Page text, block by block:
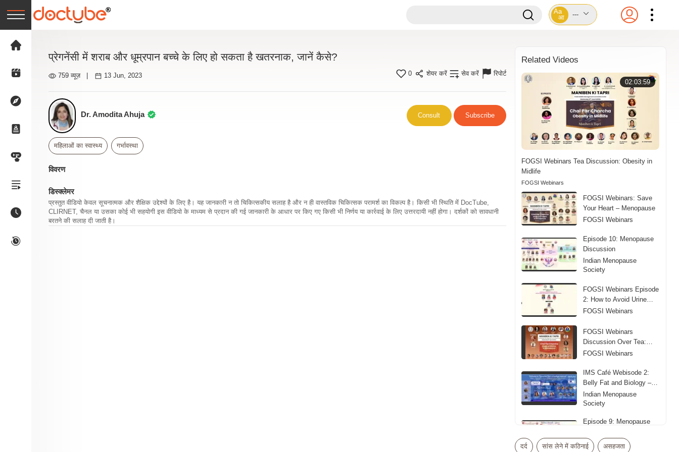
Aa
आ
---
प्रेगनेंसी में शराब और धूम्रपान बच्चे के लिए हो सकता है खतरनाक, जानें कैसे?
759 व्यूज़ 13 Jun, 2023 0 शेयर करें सेव करें रिपोर्ट
Dr. Amodita Ahuja Consult Subscribe
महिलाओं का स्वास्थ्य गर्भावस्था
विवरण
डिस्क्लेमर
प्रस्तुत वीडियो केवल सूचनात्मक और शैक्षिक उद्देश्यों के लिए है। यह जानकारी न तो चिकित्सकीय सलाह है और न ही वास्तविक चिकित्सक परामर्श का विकल्प है। किसी भी स्थिति में DocTube,
CLIRNET, चैनल या उसका कोई भी सहयोगी इस वीडियो के माध्यम से प्रदान की गई जानकारी के आधार पर किए गए किसी भी निर्णय या कार्रवाई के लिए उत्तरदायी नहीं होगा। दर्शकों को सावधानी
बरतने की सलाह दी जाती है।
Related Videos
02:03:59
FOGSI Webinars Tea Discussion: Obesity in
Midlife
FOGSI Webinars
FOGSI Webinars: Save
Your Heart – Menopause
FOGSI Webinars
Episode 10: Menopause
Discussion
Indian Menopause
Society
FOGSI Webinars Episode
2: How to Avoid Urine
Leakage
FOGSI Webinars
FOGSI Webinars
Discussion Over Tea:
Sleep Problems in
FOGSI Webinars
IMS Café Webisode 2:
Belly Fat and Biology –
Obesity in Midlife
Indian Menopause
Society
Episode 9: Menopause
Indian Menopause
दर्द सांस लेने में कठिनाई असहजता